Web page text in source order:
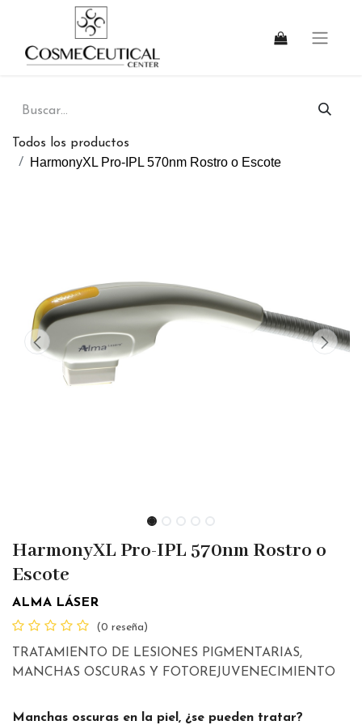
Todos los productos
HarmonyXL Pro-IPL 570nm Rostro o Escote
HarmonyXL Pro-IPL 570nm Rostro o
Escote
ALMA LÁSER
(0 reseña)
TRATAMIENTO DE LESIONES PIGMENTARIAS,
MANCHAS OSCURAS Y FOTOREJUVENECIMIENTO
Manchas oscuras en la piel, ¿se pueden tratar?